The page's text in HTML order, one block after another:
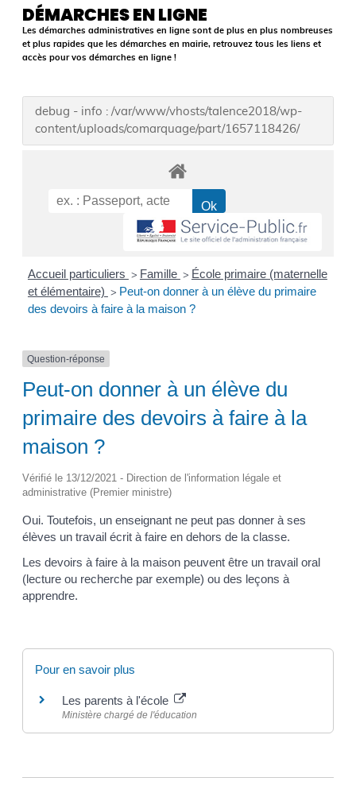
DÉMARCHES EN LIGNE
Les démarches administratives en ligne sont de plus en plus nombreuses
et plus rapides que les démarches en mairie, retrouvez tous les liens et
accès pour vos démarches en ligne !
debug - info : /var/www/vhosts/talence2018/wp-
content/uploads/comarquage/part/1657118426/
Accueil particuliers > Famille > École primaire (maternelle
et élémentaire)
> Peut-on donner à un élève du primaire
des devoirs à faire à la maison ?
Question-réponse
Peut-on donner à un élève du
primaire des devoirs à faire à la
maison ?
Vérifié le 13/12/2021 - Direction de l'information légale et
administrative (Premier ministre)
Oui. Toutefois, un enseignant ne peut pas donner à ses
élèves un travail écrit à faire en dehors de la classe.
Les devoirs à faire à la maison peuvent être un travail oral
(lecture ou recherche par exemple) ou des leçons à
apprendre.
Pour en savoir plus
Les parents à l'école
Ministère chargé de l'éducation